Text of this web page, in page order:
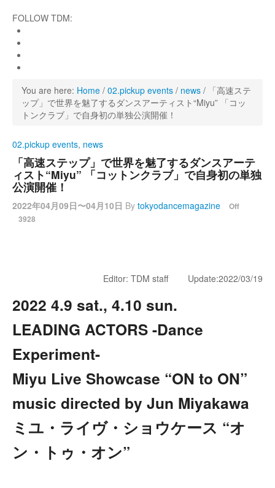
FOLLOW TDM:
You are here: Home / 02.pickup events / news / 「高速ステ
ップ」で世界を魅了するダンスアーティスト“Miyu” 「コッ
トンクラブ」で自身初の単独公演開催！
02.pickup events, news
「高速ステップ」で世界を魅了するダンスアーテ
ィスト“Miyu” 「コットンクラブ」で自身初の単独
公演開催！
2022年04月09日〜04月10日 By tokyodancemagazine
Off
3928
Editor: TDM staff Update:2022/03/19
2022 4.9 sat., 4.10 sun.
LEADING ACTORS -Dance
Experiment-
Miyu Live Showcase “ON to ON”
music directed by Jun Miyakawa
ミユ・ライヴ・ショウケース “オ
ン・トゥ・オン”